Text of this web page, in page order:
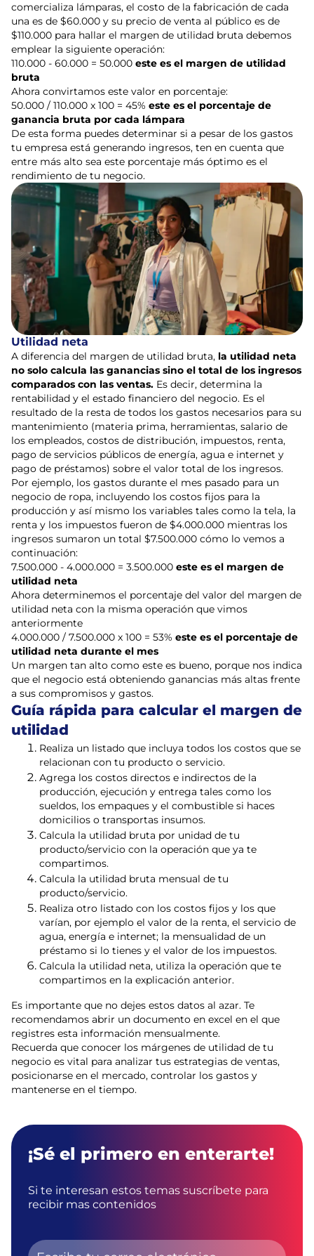
comercializa lámparas, el costo de la fabricación de cada
una es de $60.000 y su precio de venta al público es de
$110.000 para hallar el margen de utilidad bruta debemos
emplear la siguiente operación:
110.000 - 60.000 = 50.000 este es el margen de utilidad
bruta
Ahora convirtamos este valor en porcentaje:
50.000 / 110.000 x 100 = 45% este es el porcentaje de
ganancia bruta por cada lámpara
De esta forma puedes determinar si a pesar de los gastos
tu empresa está generando ingresos, ten en cuenta que
entre más alto sea este porcentaje más óptimo es el
rendimiento de tu negocio.
Utilidad neta
A diferencia del margen de utilidad bruta, la utilidad neta
no solo calcula las ganancias sino el total de los ingresos
comparados con las ventas. Es decir, determina la
rentabilidad y el estado financiero del negocio. Es el
resultado de la resta de todos los gastos necesarios para su
mantenimiento (materia prima, herramientas, salario de
los empleados, costos de distribución, impuestos, renta,
pago de servicios públicos de energía, agua e internet y
pago de préstamos) sobre el valor total de los ingresos.
Por ejemplo, los gastos durante el mes pasado para un
negocio de ropa, incluyendo los costos fijos para la
producción y así mismo los variables tales como la tela, la
renta y los impuestos fueron de $4.000.000 mientras los
ingresos sumaron un total $7.500.000 cómo lo vemos a
continuación:
7.500.000 - 4.000.000 = 3.500.000 este es el margen de
utilidad neta
Ahora determinemos el porcentaje del valor del margen de
utilidad neta con la misma operación que vimos
anteriormente
4.000.000 / 7.500.000 x 100 = 53% este es el porcentaje de
utilidad neta durante el mes
Un margen tan alto como este es bueno, porque nos indica
que el negocio está obteniendo ganancias más altas frente
a sus compromisos y gastos.
Guía rápida para calcular el margen de
utilidad
Realiza un listado que incluya todos los costos que se
relacionan con tu producto o servicio.
Agrega los costos directos e indirectos de la
producción, ejecución y entrega tales como los
sueldos, los empaques y el combustible si haces
domicilios o transportas insumos.
Calcula la utilidad bruta por unidad de tu
producto/servicio con la operación que ya te
compartimos.
Calcula la utilidad bruta mensual de tu
producto/servicio.
Realiza otro listado con los costos fijos y los que
varían, por ejemplo el valor de la renta, el servicio de
agua, energía e internet; la mensualidad de un
préstamo si lo tienes y el valor de los impuestos.
Calcula la utilidad neta, utiliza la operación que te
compartimos en la explicación anterior.
Es importante que no dejes estos datos al azar. Te
recomendamos abrir un documento en excel en el que
registres esta información mensualmente.
Recuerda que conocer los márgenes de utilidad de tu
negocio es vital para analizar tus estrategias de ventas,
posicionarse en el mercado, controlar los gastos y
mantenerse en el tiempo.
¡Sé el primero en enterarte!
Si te interesan estos temas suscríbete para
recibir mas contenidos